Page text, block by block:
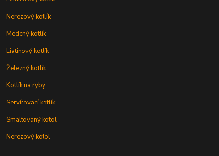
Nerezový kotlík
Medený kotlík
Liatinový kotlík
Železný kotlík
Kotlík na ryby
Servírovací kotlík
Smaltovaný kotol
Nerezový kotol